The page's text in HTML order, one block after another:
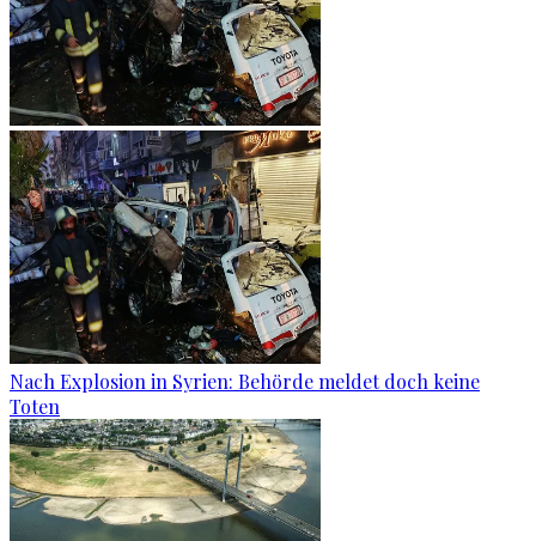
Nach Explosion in Syrien: Behörde meldet doch keine
Toten